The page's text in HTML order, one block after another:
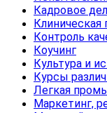
Кадровое
Клиническая
Контроль
Коучинг
Культура и
Курсы
Легкая
Маркетинг,